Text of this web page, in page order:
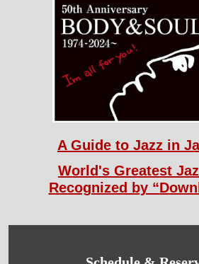
A Guide to Jazz in
World's Greatest
Recognized by